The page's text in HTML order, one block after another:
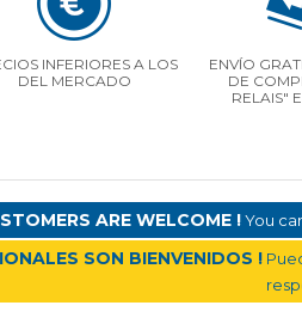
INFERIORES A LOS
DEL MERCADO
ENVÍO
DE
RELAIS"
ARE WELCOME !You
SON BIENVENIDOS !